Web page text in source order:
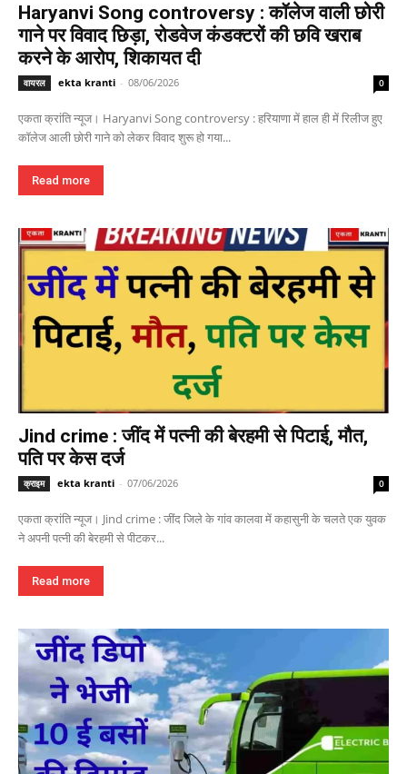
Haryanvi Song controversy : कॉलेज वाली छोरी
गाने पर विवाद छिड़ा, रोडवेज कंडक्टरों की छवि खराब
करने के आरोप, शिकायत दी
वायरल ekta kranti - 08/06/2026 0
एकता क्रांति न्यूज। Haryanvi Song controversy : हरियाणा में हाल ही में रिलीज हुए
कॉलेज आली छोरी गाने को लेकर विवाद शुरू हो गया...
Read more
Jind crime : जींद में पत्नी की बेरहमी से पिटाई, मौत,
पति पर केस दर्ज
क्राइम ekta kranti - 07/06/2026 0
एकता क्रांति न्यूज। Jind crime : जींद जिले के गांव कालवा में कहासुनी के चलते एक युवक
ने अपनी पत्नी की बेरहमी से पीटकर...
Read more